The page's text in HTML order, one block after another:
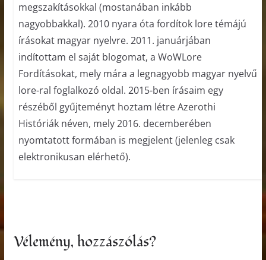
megszakításokkal (mostanában inkább
nagyobbakkal). 2010 nyara óta fordítok lore témájú
írásokat magyar nyelvre. 2011. januárjában
indítottam el saját blogomat, a WoWLore
Fordításokat, mely mára a legnagyobb magyar nyelvű
lore-ral foglalkozó oldal. 2015-ben írásaim egy
részéből gyűjteményt hoztam létre Azerothi
Históriák néven, mely 2016. decemberében
nyomtatott formában is megjelent (jelenleg csak
elektronikusan elérhető).
Vélemény, hozzászólás?